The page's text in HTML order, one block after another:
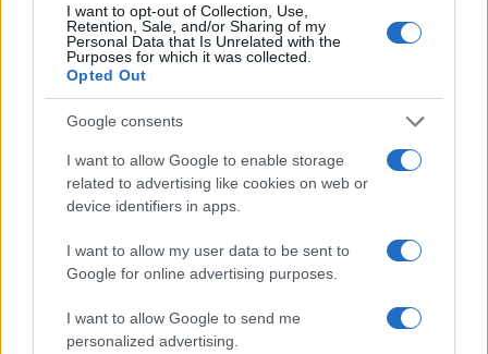
I want to opt-out of Collection, Use,
Retention, Sale, and/or Sharing of my
Personal Data that Is Unrelated with the
Purposes for which it was collected.
Opted Out
Google consents
I want to allow Google to enable storage
related to advertising like cookies on web or
device identifiers in apps.
I want to allow my user data to be sent to
Google for online advertising purposes.
I want to allow Google to send me
personalized advertising.
NOTICIAS